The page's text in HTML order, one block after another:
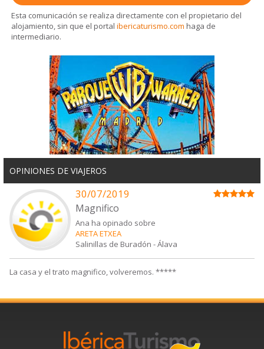
Esta comunicación se realiza directamente con el propietario del
alojamiento, sin que el portalibericaturismo.com haga de
intermediario.
OPINIONES DE VIAJEROS
30/07/2019
Magnifico
Ana ha opinado sobre
ARETA ETXEA
Salinillas de Buradón -Álava
La casa y el trato magnifico, volveremos. *****